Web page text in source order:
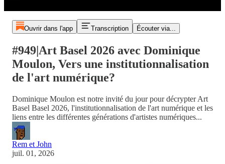
Ouvrir dans l'app Transcription Écouter via...
#949|Art Basel 2026 avec Dominique
Moulon, Vers une institutionnalisation
de l'art numérique?
Dominique Moulon est notre invité du jour pour décrypter Art
Basel Basel 2026, l'institutionnalisation de l'art numérique et les
liens entre les différentes générations d'artistes numériques...
Rem et John
juil. 01, 2026